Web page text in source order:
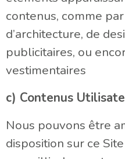
contenus, comme
d’architecture, de
publicitaires, ou
vestimentaires
c) Contenus
Nous pouvons être
disposition sur ce